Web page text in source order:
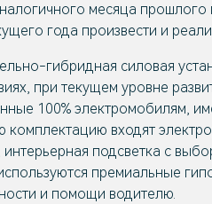
месяца
года произвести и
гибридная силовая
при текущем уровне
100% электромобилям,
входят
подсветка с
премиальные
и помощи водителю.